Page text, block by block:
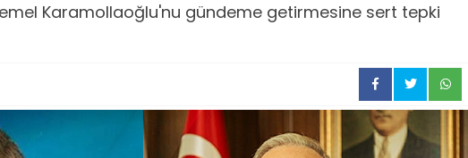
Karamollaoğlu'nu gündeme getirmesine sert tepki